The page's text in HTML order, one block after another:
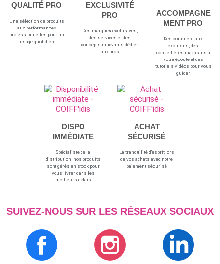
QUALITÉ PRO
Une sélection de produits
aux performances
professionnelles pour un
usage quotidien
EXCLUSIVITÉ
PRO
Des marques exclusives,
des services et des
concepts innovants dédiés
aux pros
ACCOMPAGNE
MENT PRO
Des commerciaux
exclusifs, des
conseillères magasins à
votre écoute et des
tutoriels vidéos pour vous
guider
DISPO
IMMÉDIATE
Spécialiste de la
distribution, nos produits
sont gérés en stock pour
vous livrer dans les
meilleurs délais
ACHAT
SÉCURISÉ
La tranquilité d'esprit lors
de vos achats avec notre
paiement sécurisé
SUIVEZ-NOUS SUR LES RÉSEAUX SOCIAUX